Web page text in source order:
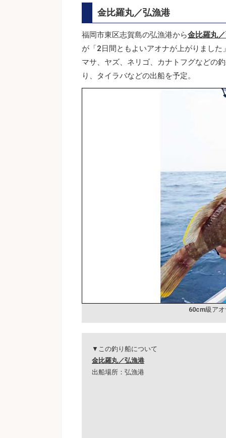
金比羅丸／弘漁港
福岡市東区志賀島の弘漁港から金比羅丸
が「2日間ともよいアオナが上がりまし
マサ、ヤズ、ネリゴ、カナトフグなどの
り、タイラバなどの出船を予定。
60cm級ア
▼この釣り船について
金比羅丸／弘漁港
出船場所：弘漁港